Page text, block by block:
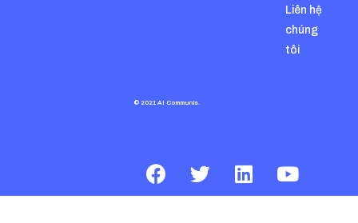
Liên hệ
chúng
tôi
© 2021 AI Communis.